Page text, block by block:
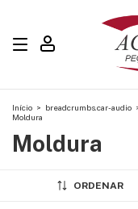
Início > breadcrumbs.car-audio
Moldura
Moldura
ORDENAR